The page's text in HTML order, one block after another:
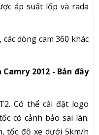
áp suất lốp và rada
dòng cam 360 khác
2012 - Bản đầy
Có thể cài đặt logo
có cảnh bảo sai làn.
tốc độ xe dưới 5km/h